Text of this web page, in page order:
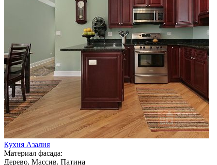
Кухня Азалия
Материал фасада:
Дерево, Массив, Патина